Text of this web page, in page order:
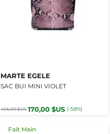
MARTE EGELE
SAC BUI MINI VIOLET
405,00 $US170,00 $US (-58%)
Fait Main